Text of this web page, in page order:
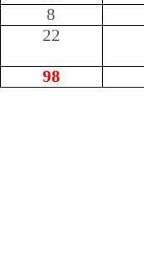
8
22
98